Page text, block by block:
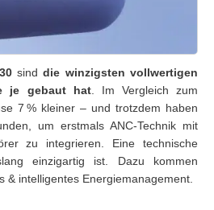
sinddie winzigsten vollwertigen
je gebaut hat. Im Vergleich zum
7 % kleiner – und trotzdem haben
um erstmals ANC-Technik mit
zu integrieren. Eine technische
einzigartig ist. Dazu kommen
& intelligentes Energiemanagement.